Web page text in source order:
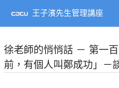
主
容
王子濱先生管理講座
徐老師的悄悄話 － 第一
前，有個人叫鄭成功」－